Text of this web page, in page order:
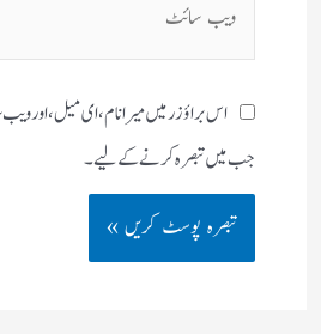
اس براؤزر میں میرا نام، ای میل، اور
جب میں تبصرہ کرنے کےلیے۔